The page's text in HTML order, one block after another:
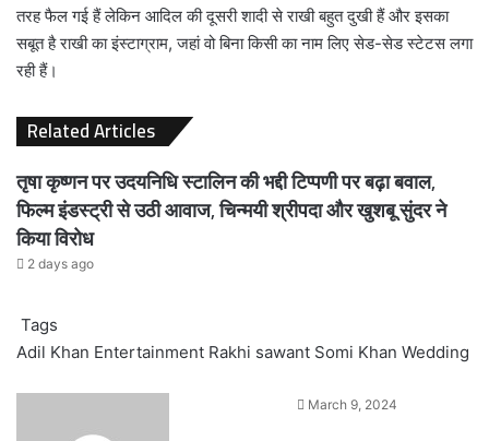
तरह फैल गई हैं लेकिन आदिल की दूसरी शादी से राखी बहुत दुखी हैं और इसका
सबूत है राखी का इंस्टाग्राम, जहां वो बिना किसी का नाम लिए सेड-सेड स्टेटस लगा
रही हैं।
Related Articles
तृषा कृष्णन पर उदयनिधि स्टालिन की भद्दी टिप्पणी पर बढ़ा बवाल,
फिल्म इंडस्ट्री से उठी आवाज, चिन्मयी श्रीपदा और खुशबू सुंदर ने
किया विरोध
2 days ago
Tags
Adil Khan Entertainment Rakhi sawant Somi Khan Wedding
SendMarch 9, 2024